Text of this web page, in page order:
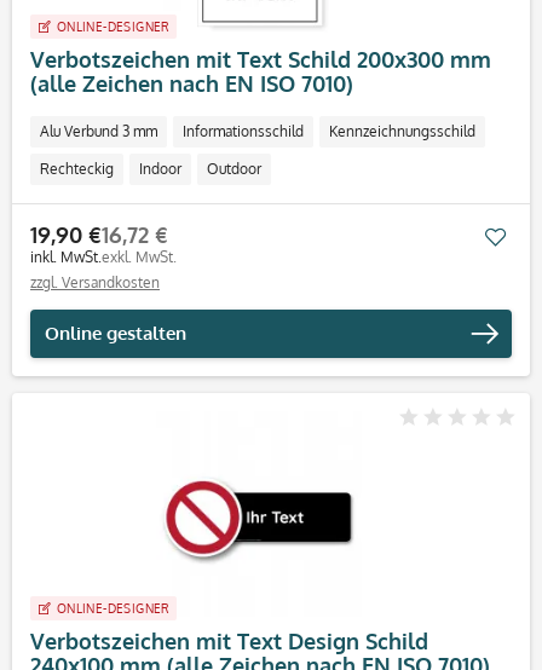
ONLINE-DESIGNER
Verbotszeichen mit Text Schild 200x300 mm
(alle Zeichen nach EN ISO 7010)
Alu Verbund 3 mm Informationsschild Kennzeichnungsschild
Rechteckig Indoor Outdoor
19,90 €
inkl. MwSt.
16,72 €
exkl. MwSt.
zzgl. Versandkosten
Online gestalten
ONLINE-DESIGNER
Verbotszeichen mit Text Design Schild